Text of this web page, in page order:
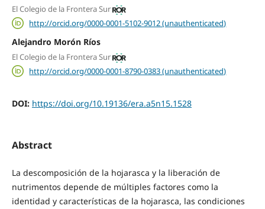
El Colegio de la Frontera Sur
http://orcid.org/0000-0001-5102-9012 (unauthenticated)
Alejandro Morón Ríos
El Colegio de la Frontera Sur
http://orcid.org/0000-0001-8790-0383 (unauthenticated)
DOI: https://doi.org/10.19136/era.a5n15.1528
Abstract
La descomposición de la hojarasca y la liberación de
nutrimentos depende de múltiples factores como la
identidad y características de la hojarasca, las condiciones